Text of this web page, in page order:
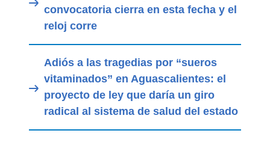
convocatoria cierra en esta fecha y el
reloj corre
Adiós a las tragedias por “sueros
vitaminados” en Aguascalientes: el
proyecto de ley que daría un giro
radical al sistema de salud del estado